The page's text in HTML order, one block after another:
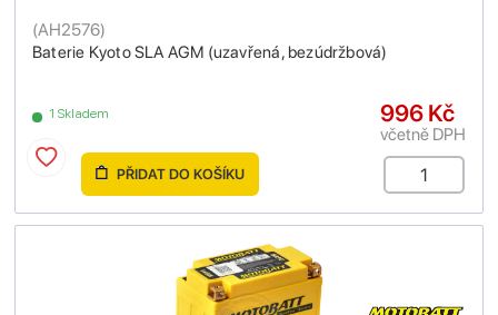
Baterie Kyoto SLA AGM (uzavřená, bezúdržbová)
(AH2576)
1 Skladem 996 Kč
včetně DPH
PŘIDAT DO KOŠÍKU